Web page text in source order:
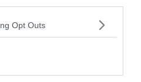
Opt Outs
Royaume du Crâne